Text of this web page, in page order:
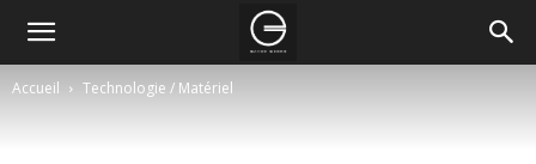
Accueil Technologie / Matériel